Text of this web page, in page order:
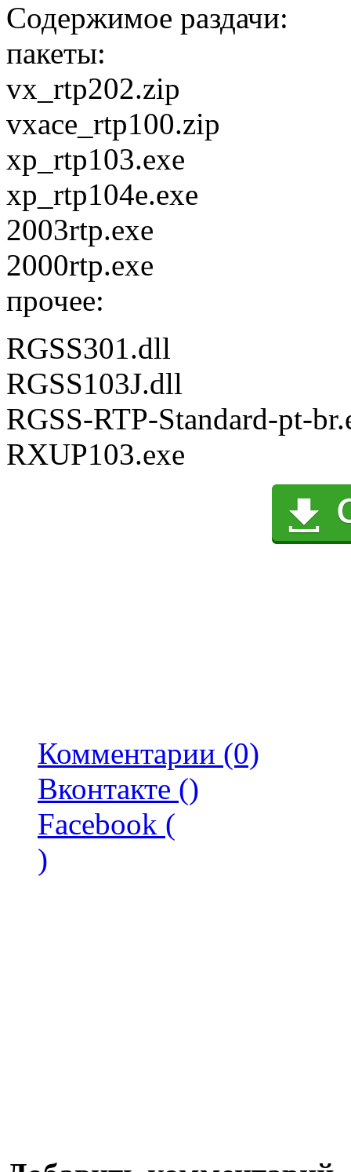
Содержимое раздачи:
пакеты:
vx_rtp202.zip
vxace_rtp100.zip
xp_rtp103.exe
xp_rtp104e.exe
2003rtp.exe
2000rtp.exe
прочее:
RGSS301.dll
RGSS103J.dll
RGSS-RTP-Standard-pt-
RXUP103.exe
Комментарии (0)
Вконтакте ()
Facebook (
)